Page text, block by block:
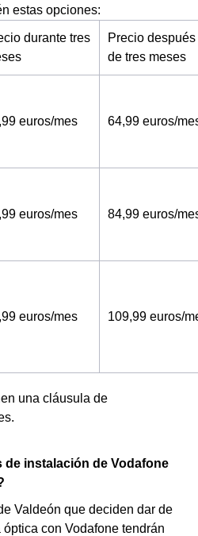
estas opciones:
durante tres
Precio después
de tres meses
euros/mes 64,99 euros/
euros/mes 84,99 euros/
euros/mes 109,99 euros/
una cláusula de
de instalación de Vodafone
Valdeón que deciden dar de
con Vodafone tendrán